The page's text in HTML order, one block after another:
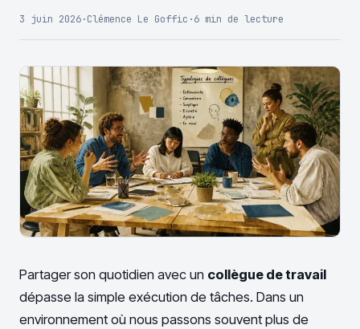
3 juin 2026·Clémence Le Goffic ·6 min de lecture
Partager son quotidien avec un collègue de travail
dépasse la simple exécution de tâches. Dans un
environnement où nous passons souvent plus de